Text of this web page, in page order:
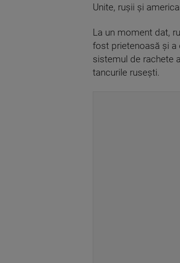
Unite, rușii și
La un moment dat,
fost prietenoasă și a
sistemul de rachete
tancurile rusești.